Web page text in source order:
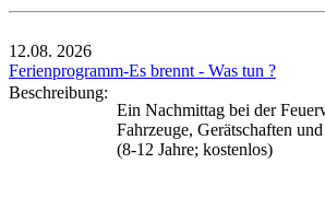
12.08. 2026
Ferienprogramm-Es brennt - Was tun ?
Beschreibung:
Ein Nachmittag bei der
Fahrzeuge, Gerätschaften
(8-12 Jahre; kostenlos)